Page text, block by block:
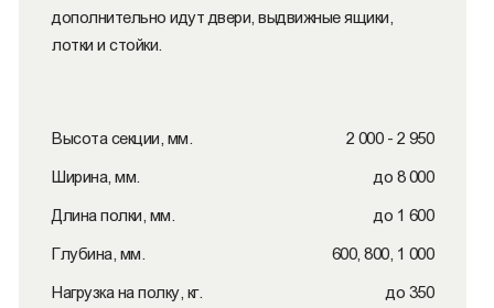
дополнительно идут двери, выдвижные ящики,
лотки и стойки.
Высота секции, мм. 2 000 - 2 950
Ширина, мм. до 8 000
Длина полки, мм. до 1 600
Глубина, мм. 600, 800, 1 000
Нагрузка на полку, кг. до 350